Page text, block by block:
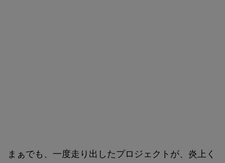
まぁでも、一度走り出したプロジェクトが、炎上く